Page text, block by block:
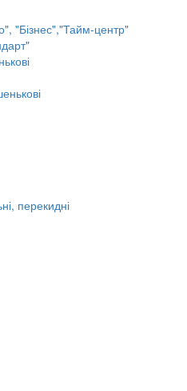
"Бізнес","Тайм-центр"
перекидні